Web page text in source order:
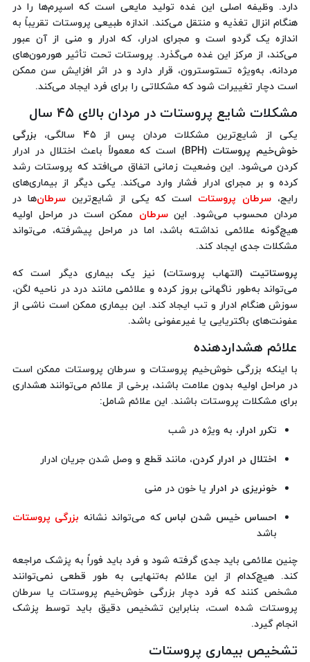
دارد. وظیفه اصلی این غده تولید مایعی است که اسپرم‌ها را در
هنگام انزال تغذیه و منتقل می‌کند. اندازه طبیعی پروستات تقریباً به
اندازه یک گردو است و مجرای ادرار، که ادرار و منی از آن عبور
می‌کند، از مرکز این غده می‌گذرد. پروستات تحت تأثیر هورمون‌های
مردانه، به‌ویژه تستوسترون، قرار دارد و در اثر افزایش سن ممکن
است دچار تغییرات شود که مشکلاتی را برای فرد ایجاد می‌کند.
مشکلات شایع پروستات در مردان بالای ۴۵ سال
یکی از شایع‌ترین مشکلات مردان پس از ۴۵ سالگی،
بزرگی
خوش‌خیم پروستات
(BPH) است که معمولاً باعث اختلال در ادرار
کردن می‌شود. این وضعیت زمانی اتفاق می‌افتد که پروستات رشد
کرده و بر مجرای ادرار فشار وارد می‌کند. یکی دیگر از بیماری‌های
رایج، سرطان پروستات است که یکی از شایع‌ترینسرطان‌ها در
مردان محسوب می‌شود. اینسرطان ممکن است در مراحل اولیه
هیچ‌گونه علائمی نداشته باشد، اما در مراحل پیشرفته، می‌تواند
مشکلات جدی ایجاد کند.
پروستاتیت (التهاب پروستات) نیز یک بیماری دیگر است که
می‌تواند به‌طور ناگهانی بروز کرده و علائمی مانند درد در ناحیه لگن،
سوزش هنگام ادرار و تب ایجاد کند. این بیماری ممکن است ناشی از
عفونت‌های باکتریایی یا غیرعفونی باشد.
علائم هشداردهنده
با اینکه بزرگی خوش‌خیم پروستات و سرطان پروستات ممکن است
در مراحل اولیه بدون علامت باشند، برخی از علائم می‌توانند هشداری
برای مشکلات پروستات باشند. این علائم شامل:
تکرر ادرار، به ویژه در شب
اختلال در ادرار کردن، مانند قطع و وصل شدن جریان ادرار
خونریزی در ادرار یا خون در منی
احساس خیس شدن لباس که می‌تواند نشانه بزرگی پروستات
باشد
چنین علائمی باید جدی گرفته شود و فرد باید فوراً به پزشک مراجعه
کند. هیچ‌کدام از این علائم به‌تنهایی به طور قطعی نمی‌توانند
مشخص کنند که فرد دچار بزرگی خوش‌خیم پروستات یا سرطان
پروستات شده است، بنابراین تشخیص دقیق باید توسط پزشک
انجام گیرد.
تشخیص بیماری پروستات